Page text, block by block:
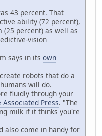
43 percent. That
ability (72 percent),
percent) as well as
vision
says in its own
robots that do a
will do.
fluidly through your
Press. "The
milk if it thinks you're
also come in handy for